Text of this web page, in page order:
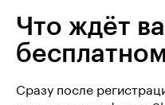
Что ждёт
Сразу после